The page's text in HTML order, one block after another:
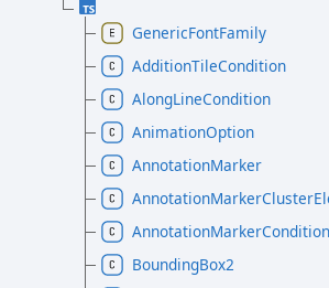
GenericFontFamily
AdditionTileCondition
AlongLineCondition
AnimationOption
AnnotationMarker
AnnotationMarkerCondition
BoundingBox2